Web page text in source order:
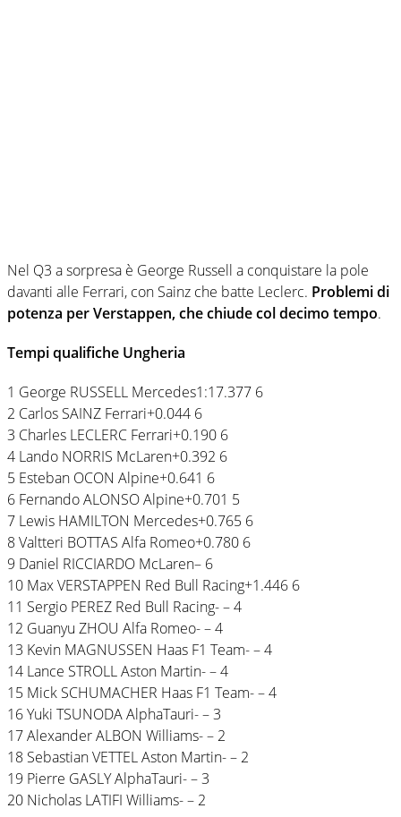
Nel Q3 a sorpresa è George Russell a conquistare la pole
davanti alle Ferrari, con Sainz che batte Leclerc. Problemi di
potenza per Verstappen, che chiude col decimo tempo.
Tempi qualifiche Ungheria
1 George RUSSELL Mercedes1:17.377 6
2 Carlos SAINZ Ferrari+0.044 6
3 Charles LECLERC Ferrari+0.190 6
4 Lando NORRIS McLaren+0.392 6
5 Esteban OCON Alpine+0.641 6
6 Fernando ALONSO Alpine+0.701 5
7 Lewis HAMILTON Mercedes+0.765 6
8 Valtteri BOTTAS Alfa Romeo+0.780 6
9 Daniel RICCIARDO McLaren– 6
10 Max VERSTAPPEN Red Bull Racing+1.446 6
11 Sergio PEREZ Red Bull Racing- – 4
12 Guanyu ZHOU Alfa Romeo- – 4
13 Kevin MAGNUSSEN Haas F1 Team- – 4
14 Lance STROLL Aston Martin- – 4
15 Mick SCHUMACHER Haas F1 Team- – 4
16 Yuki TSUNODA AlphaTauri- – 3
17 Alexander ALBON Williams- – 2
18 Sebastian VETTEL Aston Martin- – 2
19 Pierre GASLY AlphaTauri- – 3
20 Nicholas LATIFI Williams- – 2